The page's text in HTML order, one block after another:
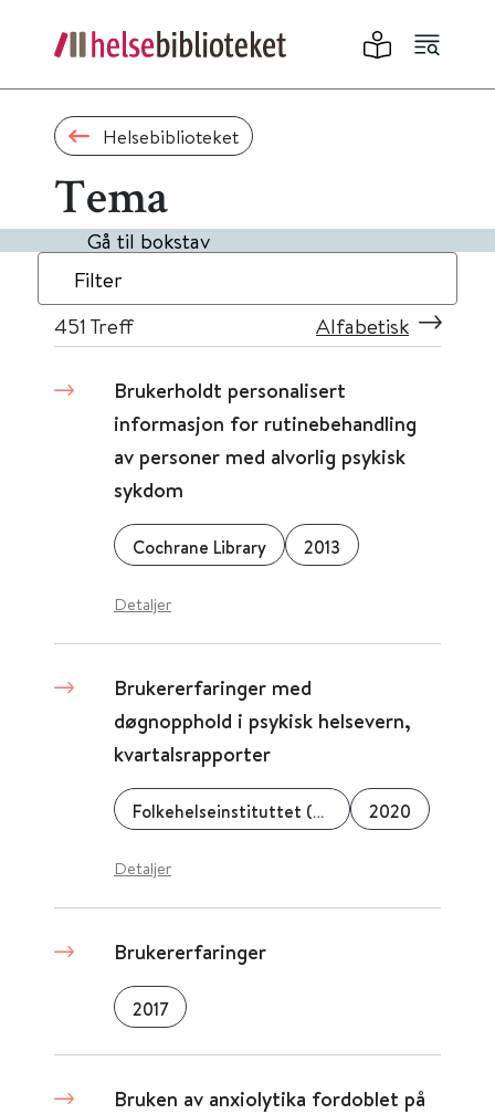
Helsebiblioteket
Tema
Gå til bokstav
Filter
451 Treff Alfabetisk
Brukerholdt personalisert
informasjon for rutinebehandling
av personer med alvorlig psykisk
sykdom
Cochrane Library 2013
Detaljer
Brukererfaringer med
døgnopphold i psykisk helsevern,
kvartalsrapporter
Folkehelseinstituttet (FHI) 2020
Detaljer
Brukererfaringer
2017
Bruken av anxiolytika fordoblet på